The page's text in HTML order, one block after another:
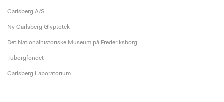
Carlsberg A/S
Ny Carlsberg Glyptotek
Det Nationalhistoriske Museum på Frederiksborg
Tuborgfondet
Carlsberg Laboratorium